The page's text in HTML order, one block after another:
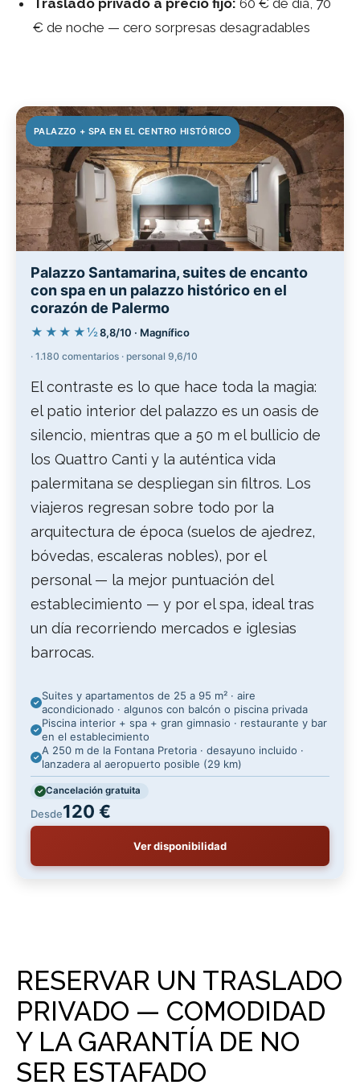
€ de noche — cero sorpresas desagradables
PALAZZO + SPA EN EL CENTRO HISTÓRICO
Palazzo Santamarina, suites de encanto
con spa en un palazzo histórico en el
corazón de Palermo
★★★★½8,8/10 · Magnífico
· 1.180 comentarios · personal 9,6/10
El contraste es lo que hace toda la magia:
el patio interior del palazzo es un oasis de
silencio, mientras que a 50 m el bullicio de
los Quattro Canti y la auténtica vida
palermitana se despliegan sin filtros. Los
viajeros regresan sobre todo por la
arquitectura de época (suelos de ajedrez,
bóvedas, escaleras nobles), por el
personal — la mejor puntuación del
establecimiento — y por el spa, ideal tras
un día recorriendo mercados e iglesias
barrocas.
Suites y apartamentos de 25 a 95 m² · aire
acondicionado · algunos con balcón o piscina privada
Piscina interior + spa + gran gimnasio · restaurante y bar
en el establecimiento
A 250 m de la Fontana Pretoria · desayuno incluido ·
lanzadera al aeropuerto posible (29 km)
Cancelación gratuita
Desde120 €
Ver disponibilidad
RESERVAR UN TRASLADO
PRIVADO — COMODIDAD
Y LA GARANTÍA DE NO
SER ESTAFADO